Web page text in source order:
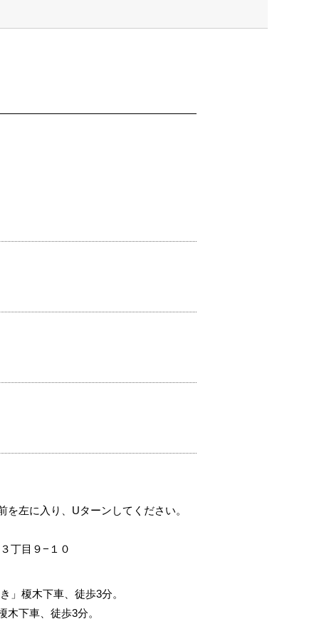
左に入り、Uターンしてください。
丁目９−１０
」榎木下車、徒歩3分。
下車、徒歩3分。